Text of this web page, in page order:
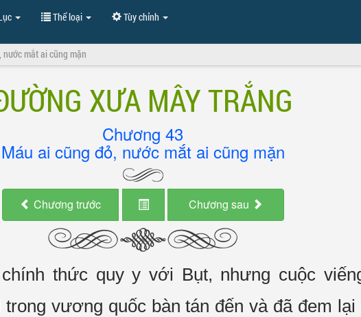
Thể loại Tùy chỉnh
mắt ai cũng mặn
XƯA MÂY TRẮNG
Chương 43
Máu ai cũng đỏ, nước mắt ai cũng mặn
Chương trước Chương sau
chính thức quy y với Bụt, nhưng cuộc
vương quốc bàn tán đến và đã đem lại